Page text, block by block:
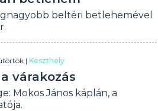
beltéri betlehemével
|Keszthely
várakozás
Mokos János káplán, a